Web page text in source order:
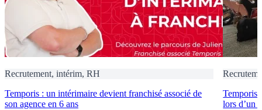
Recrutement, intérim, RH
Temporis : un intérimaire devient franchisé associé de
son agence en 6 ans
Temporis
lors d’un